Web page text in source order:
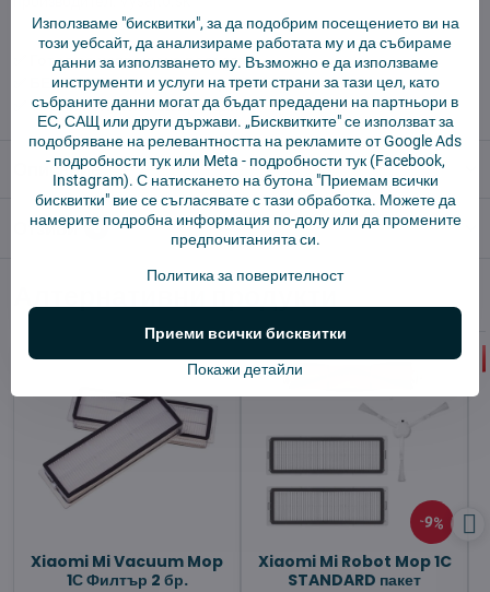
✅ Готов за изпращане веднага
✅ БЕЗПЛАТНА доставка над 55 EUR.
✅ 14 дни политика за връщане
Описание
Отзиви 0
Алтернативни продукти
Xiaomi Mi Vacuum Mop
1С Филтър 2 бр.
9%
Xiaomi Mi Robot Mop 1C
STANDARD пакет
Използваме "бисквитки", за да подобрим посещението ви на
този уебсайт, да анализираме работата му и да събираме
данни за използването му. Възможно е да използваме
инструменти и услуги на трети страни за тази цел, като
събраните данни могат да бъдат предадени на партньори в
ЕС, САЩ или други държави. „Бисквитките" се използват за
подобряване на релевантността на рекламите от Google Ads
- подробности тукили Meta - подробности тук(Facebook,
Instagram). С натискането на бутона "Приемам всички
бисквитки" вие се съгласявате с тази обработка. Можете да
намерите подробна информация по-долу или да промените
предпочитанията си.
Политика за поверителност
Покажи детайли
Приеми всички бисквитки